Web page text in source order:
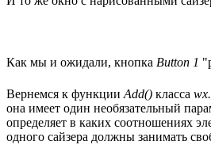
Как мы и ожидали, кнопка Button 1
Вернемся к функции Add() класса
она имеет один необязательный
определяет в каких соотношениях
одного сайзера должны занимать